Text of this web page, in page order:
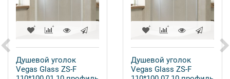
Душевой уголок
Vegas Glass ZS-F
Душевой уголок
Vegas Glass ZS-F